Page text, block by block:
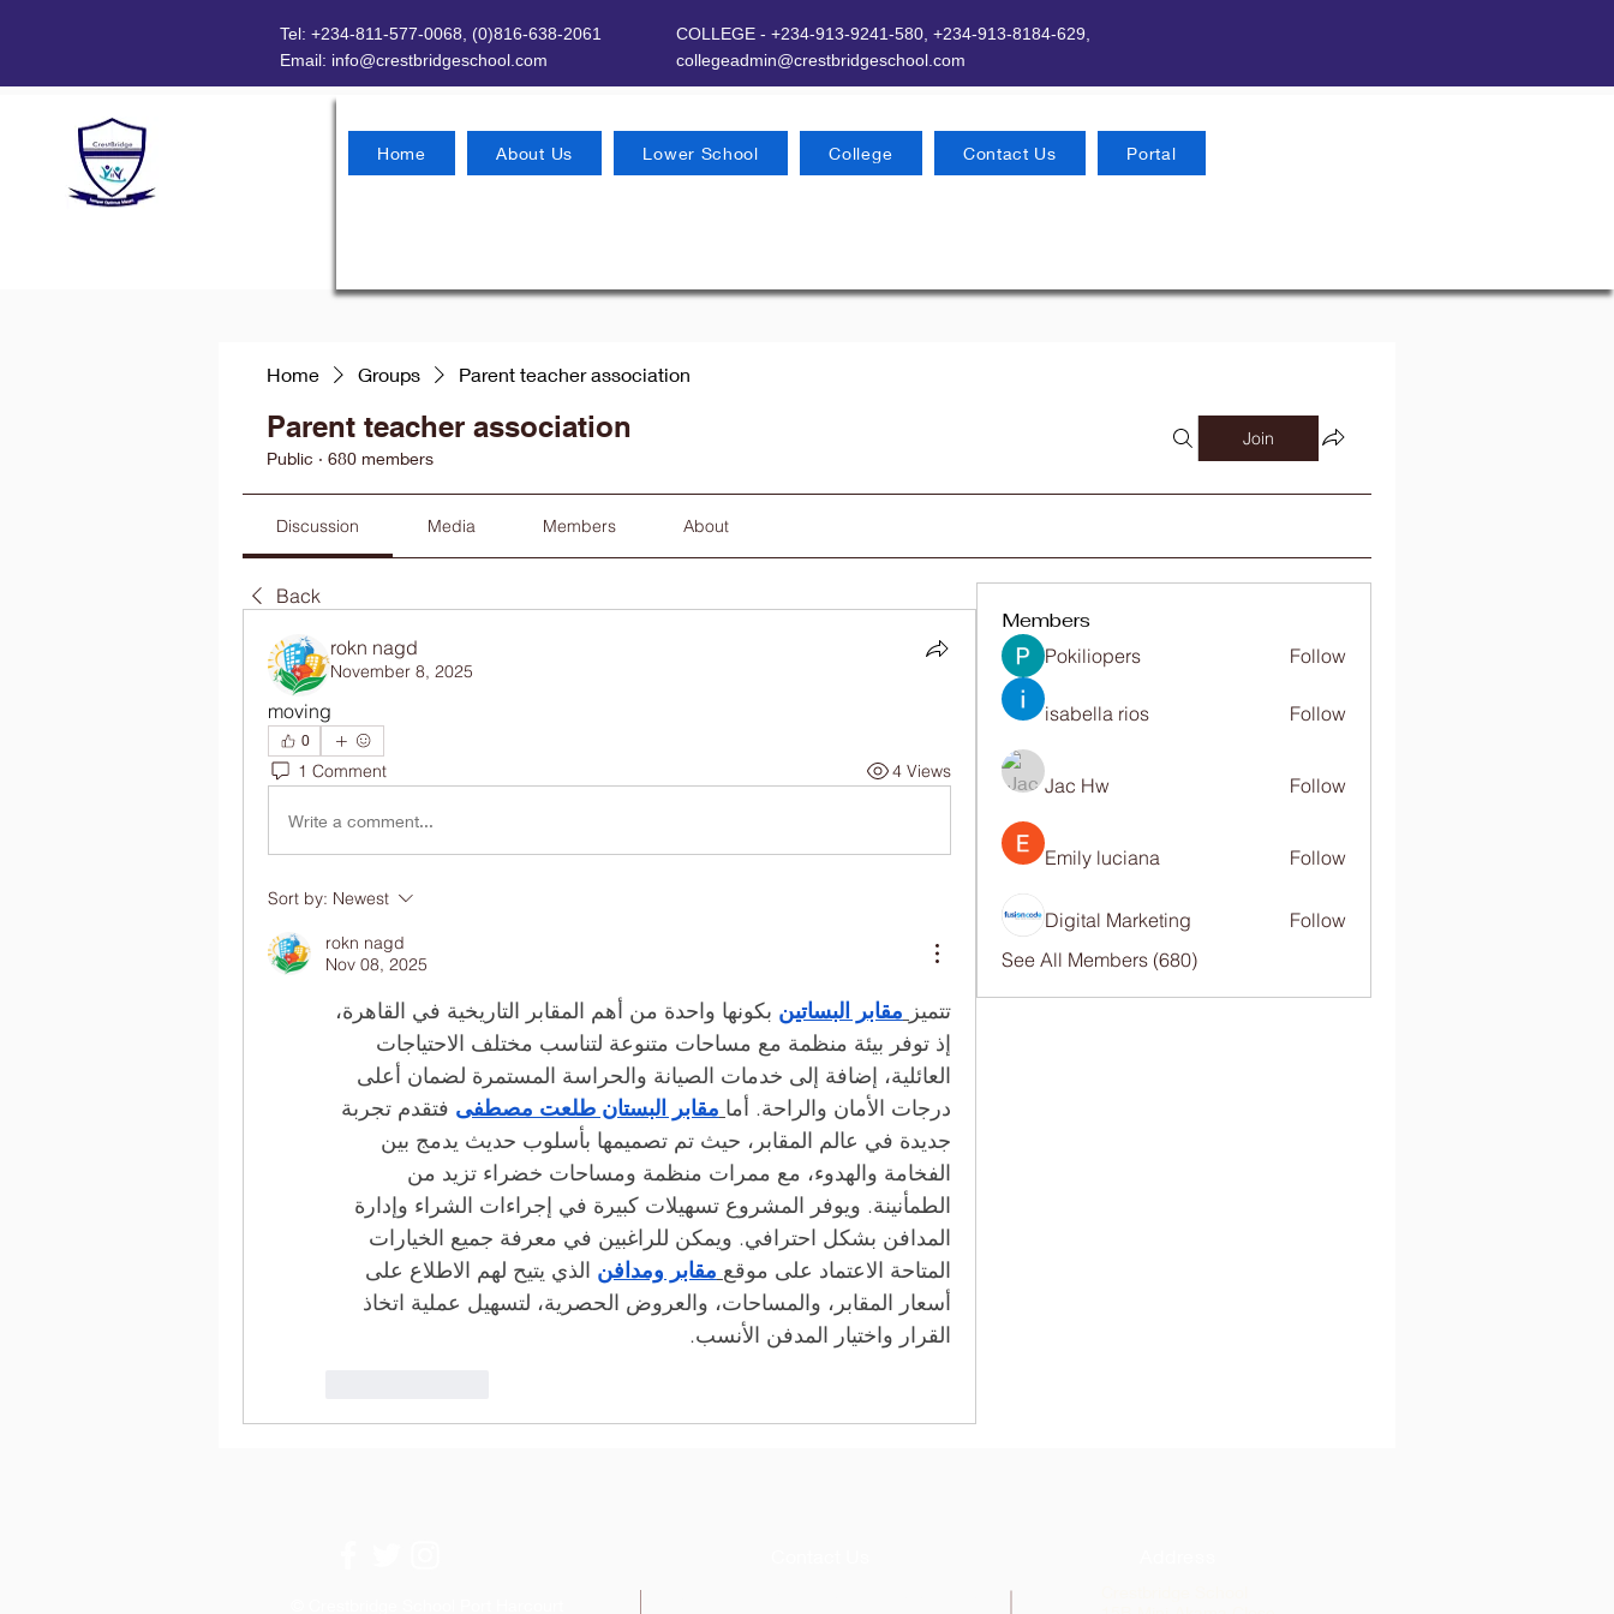
Tel: +234-811-577-0068, (0)816-638-2061
Email: info@crestbridgeschool.com
COLLEGE - +234-913-9241-580, +234-913-8184-629,
collegeadmin@crestbridgeschool.com
Home About Us Lower School College Contact Us Portal
Home Groups Parent teacher association
Parent teacher association
Public · 680 members
Join
Discussion Media Members About
Back
rokn nagd
November 8, 2025
moving
0
1 Comment 4 Views
Write a comment...
Sort by: Newest
rokn nagd
Nov 08, 2025
تتميز مقابر البساتين
درجات الأمان والراحة. أما مقابر البستان طلعت مصطفى
المتاحة الاعتماد على موقع مقابر ومدافن
القرار واختيار المدفن الأنسب.
Members
Pokiliopers Follow
isabella rios Follow
Jac Hw Follow
Emily luciana Follow
Digital Marketing
Follow
See All Members (680)